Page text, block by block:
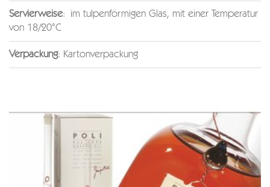
Servierweise: im tulpenförmigen Glas, mit einer Temperatur
von 18/20°C
Verpackung: Kartonverpackung